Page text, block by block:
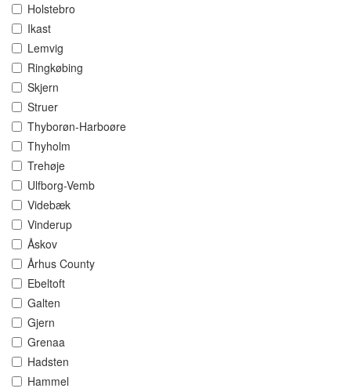
Holstebro
Ikast
Lemvig
Ringkøbing
Skjern
Struer
Thyborøn-Harboøre
Thyholm
Trehøje
Ulfborg-Vemb
Videbæk
Vinderup
Åskov
Århus County
Ebeltoft
Galten
Gjern
Grenaa
Hadsten
Hammel